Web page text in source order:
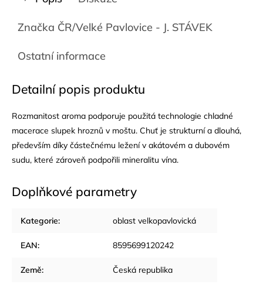
Značka ČR/Velké Pavlovice - J. STÁVEK
Ostatní informace
Detailní popis produktu
Rozmanitost aroma podporuje použitá technologie chladné
macerace slupek hroznů v moštu. Chuť je strukturní a dlouhá,
především díky částečnému ležení v akátovém a dubovém
sudu, které zároveň podpořili mineralitu vína.
Doplňkové parametry
Kategorie: oblast velkopavlovická
EAN: 8595699120242
Země: Česká republika